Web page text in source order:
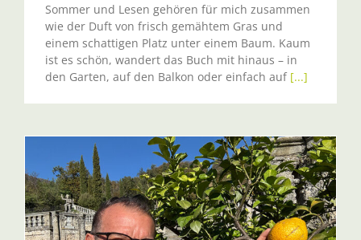
Sommer und Lesen gehören für mich zusammen
wie der Duft von frisch gemähtem Gras und
einem schattigen Platz unter einem Baum. Kaum
ist es schön, wandert das Buch mit hinaus – in
den Garten, auf den Balkon oder einfach auf [...]